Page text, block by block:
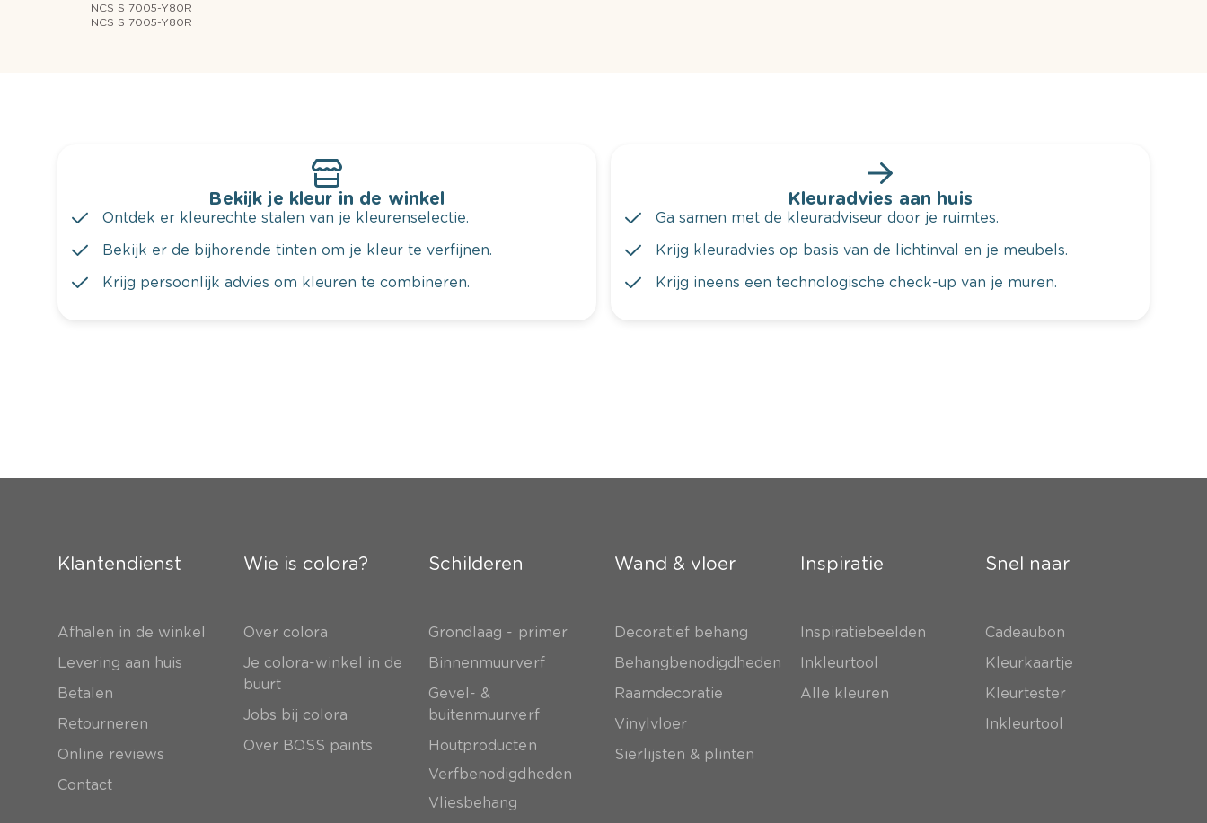
NCS S 7005-Y80R
NCS S 7005-Y80R
Bekijk je kleur in de winkel
Ontdek er kleurechte stalen van je kleurenselectie.
Bekijk er de bijhorende tinten om je kleur te verfijnen.
Krijg persoonlijk advies om kleuren te combineren.
Kleuradvies aan huis
Ga samen met de kleuradviseur door je ruimtes.
Krijg kleuradvies op basis van de lichtinval en je meubels.
Krijg ineens een technologische check-up van je muren.
Klantendienst
Afhalen in de winkel
Levering aan huis
Betalen
Retourneren
Online reviews
Contact
Wie is colora?
Over colora
Je colora-winkel in de
buurt
Jobs bij colora
Over BOSS paints
Schilderen
Grondlaag - primer
Binnenmuurverf
Gevel- &
buitenmuurverf
Houtproducten
Verfbenodigdheden
Vliesbehang
Wand & vloer
Decoratief behang
Behangbenodigdheden
Raamdecoratie
Vinylvloer
Sierlijsten & plinten
Inspiratie
Inspiratiebeelden
Inkleurtool
Alle kleuren
Snel naar
Cadeaubon
Kleurkaartje
Kleurtester
Inkleurtool